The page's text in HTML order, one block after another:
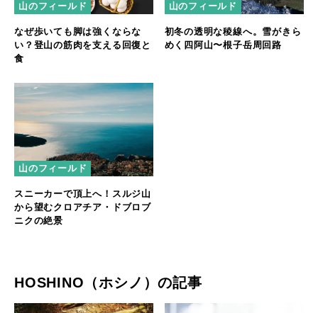
山のフィールド
なぜ歩いても脚は強くならな
い？登山の筋肉を支える回復と
食
山のフィールド
初冬の透明な稜線へ。雪がきら
めく四阿山〜根子岳周回路
山のフィールド
スニーカーで頂上へ！スルジ山
から望むクロアチア・ドブロブ
ニクの絶景
HOSHINO（ホシノ）の記事